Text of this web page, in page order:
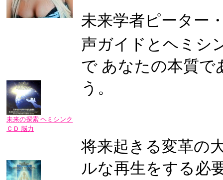
未来の探索 ヘミシンク
ＣＤ 脳力
未来学者ピーター
声ガイドとヘミシ
で あなたの本質で
う。
将来起きる変革の
ルな再生をする必